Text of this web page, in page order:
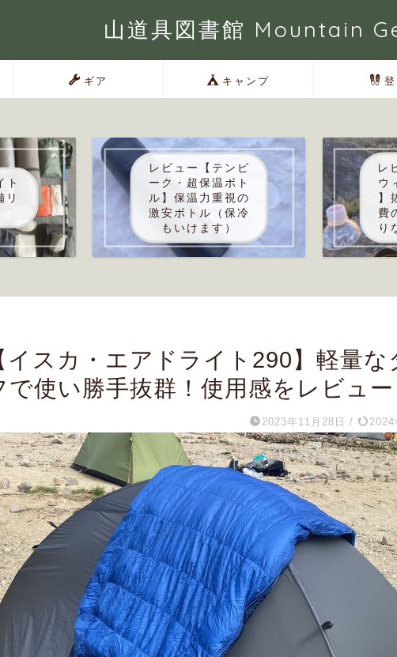
山道具図書館 Mountain
ギア キャンプ
ト
レビュー【テンピ
ーク・超保温ボト
ル】保温力重視の
激安ボトル（保冷
もいけます）
レ
ウ
】
費
り
イスカ・エアドライト290】軽量な
で使い勝手抜群！使用感をレビュー
2023年11月28日 / 2024